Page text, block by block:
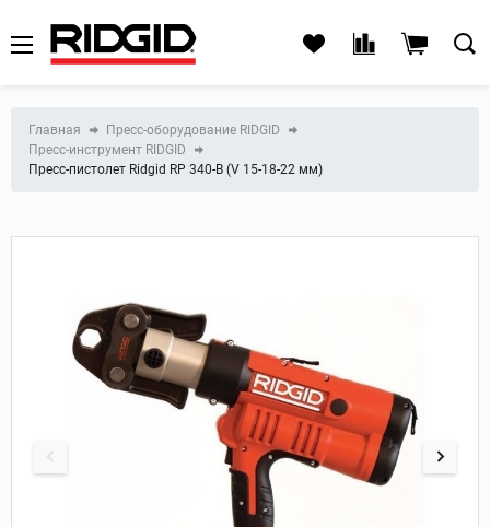
Главная
Пресс-оборудование RIDGID
Пресс-инструмент RIDGID
Пресс-пистолет Ridgid RP 340-B (V 15-18-22 мм)